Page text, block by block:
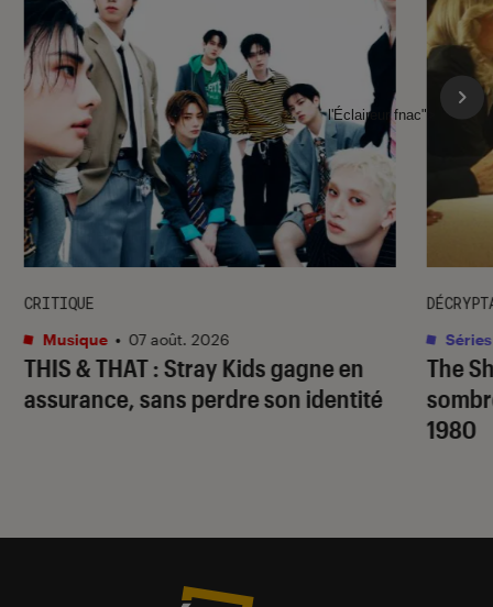
THIS & THAT: Stray Kids gagne en
assurance, sans perdre son identité
CRITIQUE
Musique • 07 août. 2026
The
1980
Séries
l'Éclaireur fnac">